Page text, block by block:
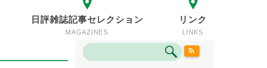
日評雑誌記事セレクション
MAGAZINES
リンク
LINKS